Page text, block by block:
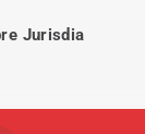
Jurisdia